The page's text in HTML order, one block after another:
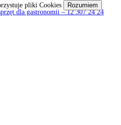
dla gastronomii – 12 307 24 24
pliki Cookies Rozumiem